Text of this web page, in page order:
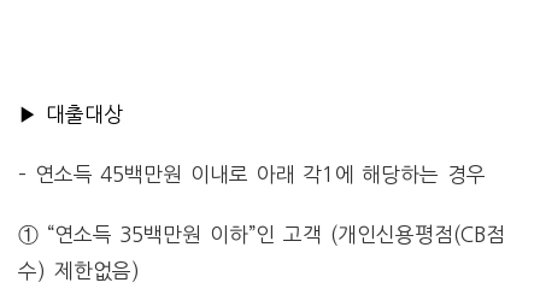
▶ 대출대상
– 연소득 45백만원 이내로 아래 각1에 해당하는 경우
① “연소득 35백만원 이하”인 고객 (개인신용평점(CB점
수) 제한없음)